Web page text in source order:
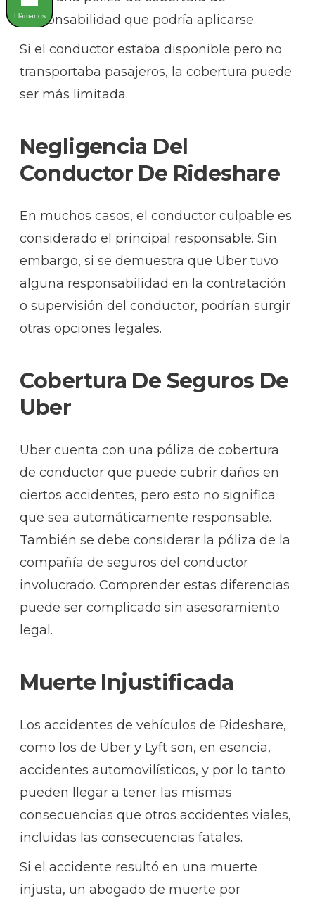
responsabilidad que podría aplicarse.
Si el conductor estaba disponible pero no
transportaba pasajeros, la cobertura puede
ser más limitada.
Negligencia Del
Conductor De Rideshare
En muchos casos, el conductor culpable es
considerado el principal responsable. Sin
embargo, si se demuestra que Uber tuvo
alguna responsabilidad en la contratación
o supervisión del conductor, podrían surgir
otras opciones legales.
Cobertura De Seguros De
Uber
Uber cuenta con una póliza de cobertura
de conductor que puede cubrir daños en
ciertos accidentes, pero esto no significa
que sea automáticamente responsable.
También se debe considerar la póliza de la
compañía de seguros del conductor
involucrado. Comprender estas diferencias
puede ser complicado sin asesoramiento
legal.
Muerte Injustificada
Los accidentes de vehículos de Rideshare,
como los de Uber y Lyft son, en esencia,
accidentes automovilísticos, y por lo tanto
pueden llegar a tener las mismas
consecuencias que otros accidentes viales,
incluidas las consecuencias fatales.
Si el accidente resultó en una muerte
injusta, un abogado de muerte por
Llámanos